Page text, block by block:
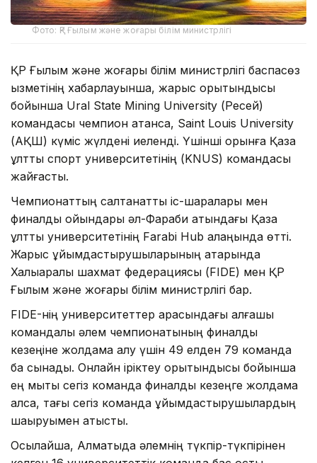
Фото: ҚР Ғылым және жоғары білім министрлігі
ҚР Ғылым және жоғары білім министрлігі баспасөз
қызметінің хабарлауынша, жарыс қорытындысы
бойынша Ural State Mining University (Ресей)
командасы чемпион атанса, Saint Louis University
(АҚШ) күміс жүлдені иеленді. Үшінші орынға Қазақ
ұлттық спорт университетінің (KNUS) командасы
жайғасты.
Чемпионаттың салтанатты іс-шаралары мен
финалдық ойындары әл-Фараби атындағы Қазақ
ұлттық университетінің Farabi Hub алаңында өтті.
Жарыс ұйымдастырушыларының қатарында
Халықаралық шахмат федерациясы (FIDE) мен ҚР
Ғылым және жоғары білім министрлігі бар.
FIDE-нің университеттер арасындағы алғашқы
командалық әлем чемпионатының финалдық
кезеңіне жолдама алу үшін 49 елден 79 команда
бақ сынады. Онлайн іріктеу қорытындысы бойынша
ең мықты сегіз команда финалдық кезеңге жолдама
алса, тағы сегіз команда ұйымдастырушылардың
шақыруымен қатысты.
Осылайша, Алматыда әлемнің түкпір-түкпірінен